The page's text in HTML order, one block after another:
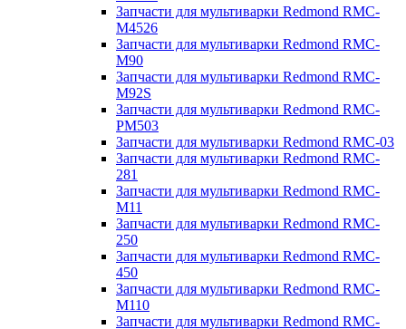
Запчасти для мультиварки Redmond RMC-
M4526
Запчасти для мультиварки Redmond RMC-
M90
Запчасти для мультиварки Redmond RMC-
M92S
Запчасти для мультиварки Redmond RMC-
PM503
Запчасти для мультиварки Redmond RMC-03
Запчасти для мультиварки Redmond RMC-
281
Запчасти для мультиварки Redmond RMC-
M11
Запчасти для мультиварки Redmond RMC-
250
Запчасти для мультиварки Redmond RMC-
450
Запчасти для мультиварки Redmond RMC-
M110
Запчасти для мультиварки Redmond RMC-